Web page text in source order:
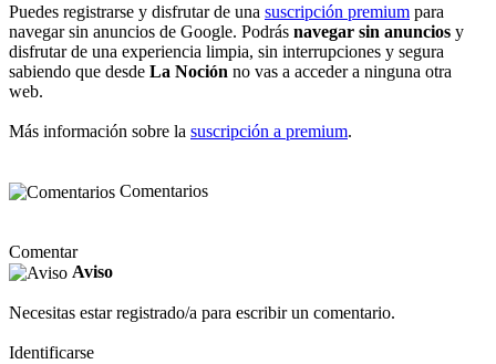
Puedes registrarse y disfrutar de una suscripción premium para
navegar sin anuncios de Google. Podrás navegar sin anuncios y
disfrutar de una experiencia limpia, sin interrupciones y segura
sabiendo que desde La Noción no vas a acceder a ninguna otra
web.
Más información sobre la suscripción a premium.
Comentarios
Comentar
Aviso
Necesitas estar registrado/a para escribir un comentario.
Identificarse